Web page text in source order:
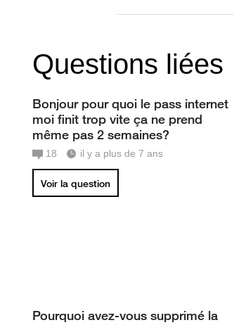
Questions liées
Bonjour pour quoi le pass internet
moi finit trop vite ça ne prend
même pas 2 semaines?
18 il y a plus de 7 ans
Voir la question
Pourquoi avez-vous supprimé la